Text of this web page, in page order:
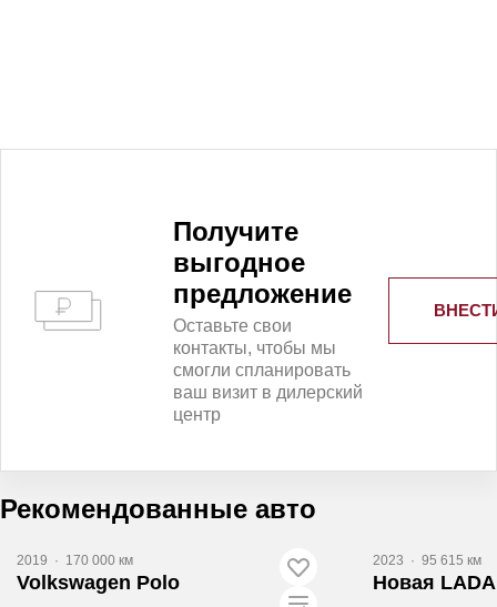
Получитe
выгодное
предложение
Оставьте свои
контакты, чтобы мы
смогли спланировать
ваш визит в дилерский
центр
Рекомендованные авто
2019 · 170 000 км
Volkswagen Polo
2023 · 95 615 км
Новая